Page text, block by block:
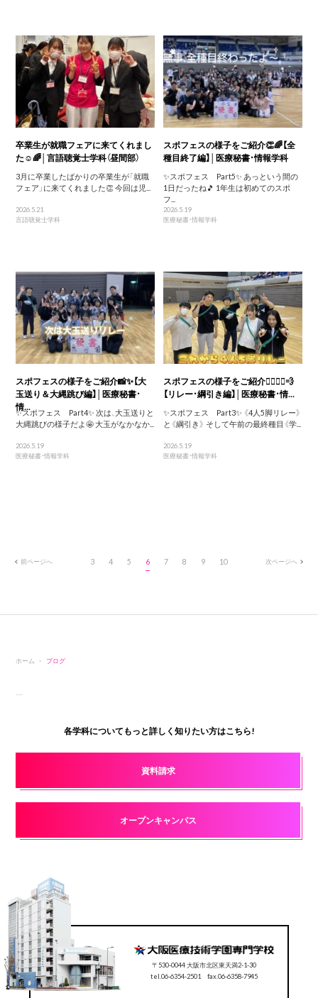
卒業生が就職フェアに来てくれまし
た☺️🌈│言語聴覚士学科（昼間部）
3月に卒業したばかりの卒業生が「就職
フェア」に来てくれました👏 今回は児...
2026.5.21
言語聴覚士学科
スポフェスの様子をご紹介👏🌈【全
種目終了編】│医療秘書・情報学科
✨スポフェス Part5✨ あっという間の
1日だったね🎵 1年生は初めてのスポ
フ...
2026.5.19
医療秘書・情報学科
スポフェスの様子をご紹介📸✨【大
玉送り＆大縄跳び編】│医療秘書・
情...
✨スポフェス Part4✨ 次は、大玉送りと
大縄跳びの様子だよ🤩 大玉がなかなか...
2026.5.19
医療秘書・情報学科
スポフェスの様子をご紹介🏃‍♀️🏃‍♂️💨
【リレー・綱引き編】│医療秘書・情...
✨スポフェス Part3✨ 《4人5脚リレー》
と《綱引き》 そして午前の最終種目《学...
2026.5.19
医療秘書・情報学科
前ページへ 3 4 5 6 7 8 9 10 次ページへ
ホーム ブログ
各学科についてもっと詳しく知りたい方はこちら!
資料請求
オープンキャンパス
〒530-0044 大阪市北区東天満2-1-30
tel.06-6354-2501 fax.06-6358-7945